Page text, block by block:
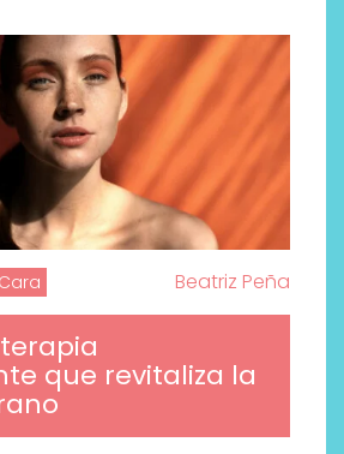
Cara Beatriz Peña
que revitaliza la